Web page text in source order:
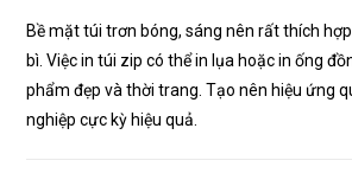
Bề mặt túi trơn bóng, sáng nên rất thích
bì. Việc in túi zip có thể in lụa hoặc in ống
phẩm đẹp và thời trang. Tạo nên hiệu ứng
nghiệp cực kỳ hiệu quả.